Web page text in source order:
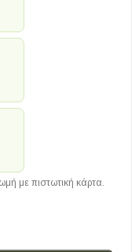
με πιστωτική κάρτα.